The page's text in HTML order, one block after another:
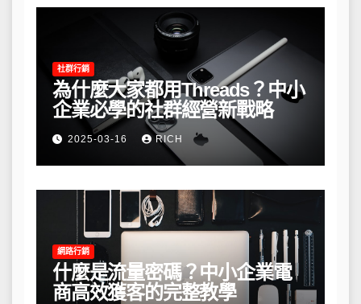
社群行銷
為什麼大家都用Threads？中小
企業必學的社群經營新戰略
2025-03-16 RICH
網路行銷
什麼是流量密碼？中小企業電
商高效獲客的完整教學